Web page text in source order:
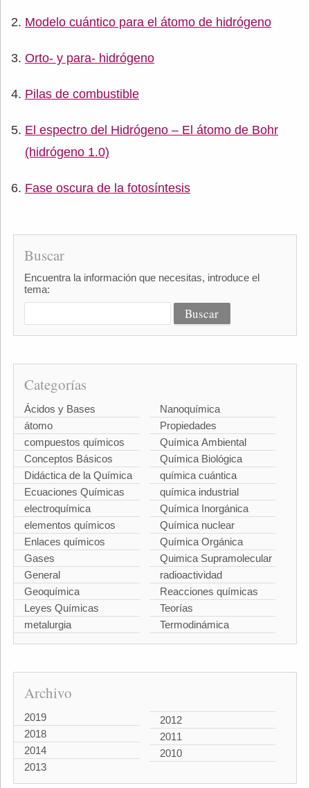
Modelo cuántico para el átomo de hidrógeno
Orto- y para- hidrógeno
Pilas de combustible
El espectro del Hidrógeno – El átomo de Bohr
(hidrógeno 1.0)
Fase oscura de la fotosíntesis
Buscar
Encuentra la información que necesitas, introduce el
tema:
Categorías
Ácidos y Bases
átomo
compuestos químicos
Conceptos Básicos
Didáctica de la Química
Ecuaciones Químicas
electroquímica
elementos químicos
Enlaces químicos
Gases
General
Geoquímica
Leyes Químicas
metalurgia
Nanoquímica
Propiedades
Química Ambiental
Química Biológica
química cuántica
química industrial
Química Inorgánica
Química nuclear
Química Orgánica
Quimica Supramolecular
radioactividad
Reacciones químicas
Teorías
Termodinámica
Archivo
2019
2018
2014
2013
2012
2011
2010